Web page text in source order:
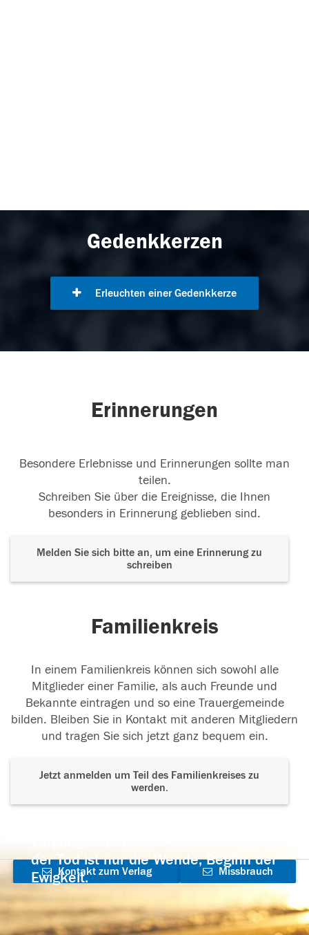
Gedenkkerzen
Erleuchten einer Gedenkkerze
Erinnerungen
Besondere Erlebnisse und Erinnerungen sollte man
teilen.
Schreiben Sie über die Ereignisse, die Ihnen
besonders in Erinnerung geblieben sind.
Melden Sie sich bitte an, um eine Erinnerung zu
schreiben
Familienkreis
In einem Familienkreis können sich sowohl alle
Mitglieder einer Familie, als auch Freunde und
Bekannte eintragen und so eine Trauergemeinde
bilden. Bleiben Sie in Kontakt mit anderen Mitgliedern
und tragen Sie sich jetzt ganz bequem ein.
Jetzt anmelden um Teil des Familienkreises zu
werden.
der Tod ist nur die Wende, Beginn der
Ewigkeit.
Kontakt zum Verlag
aufnehmen
Missbrauch